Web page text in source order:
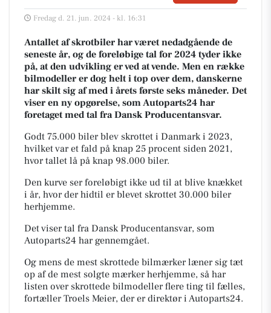
Fredag d. 21. jun. 2024 - kl. 16:31
Antallet af skrotbiler har været nedadgående de
seneste år, og de foreløbige tal for 2024 tyder ikke
på, at den udvikling er ved at vende. Men en række
bilmodeller er dog helt i top over dem, danskerne
har skilt sig af med i årets første seks måneder. Det
viser en ny opgørelse, som Autoparts24 har
foretaget med tal fra Dansk Producentansvar.
Godt 75.000 biler blev skrottet i Danmark i 2023,
hvilket var et fald på knap 25 procent siden 2021,
hvor tallet lå på knap 98.000 biler.
Den kurve ser foreløbigt ikke ud til at blive knækket
i år, hvor der hidtil er blevet skrottet 30.000 biler
herhjemme.
Det viser tal fra Dansk Producentansvar, som
Autoparts24 har gennemgået.
Og mens de mest skrottede bilmærker læner sig tæt
op af de mest solgte mærker herhjemme, så har
listen over skrottede bilmodeller flere ting til fælles,
fortæller Troels Meier, der er direktør i Autoparts24.